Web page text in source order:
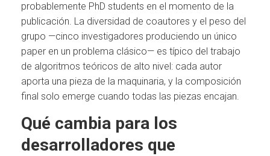
probablemente PhD students en el momento de la
publicación. La diversidad de coautores y el peso del
grupo —cinco investigadores produciendo un único
paper en un problema clásico— es típico del trabajo
de algoritmos teóricos de alto nivel: cada autor
aporta una pieza de la maquinaria, y la composición
final solo emerge cuando todas las piezas encajan.
Qué cambia para los
desarrolladores que